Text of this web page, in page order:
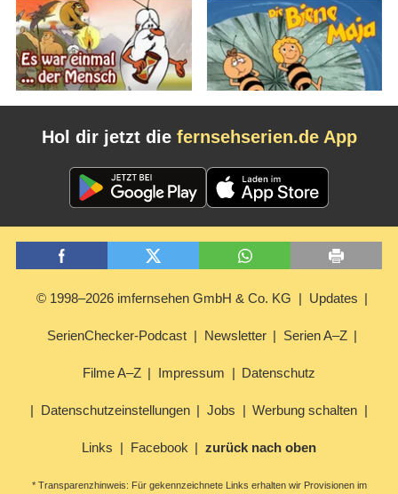
Hol dir jetzt die fernsehserien.de App
© 1998–2026 imfernsehen GmbH & Co. KG Updates
SerienChecker-Podcast Newsletter Serien A–Z
Filme A–Z Impressum Datenschutz
Datenschutzeinstellungen Jobs Werbung schalten
Links Facebook zurück nach oben
* Transparenzhinweis: Für gekennzeichnete Links erhalten wir Provisionen im